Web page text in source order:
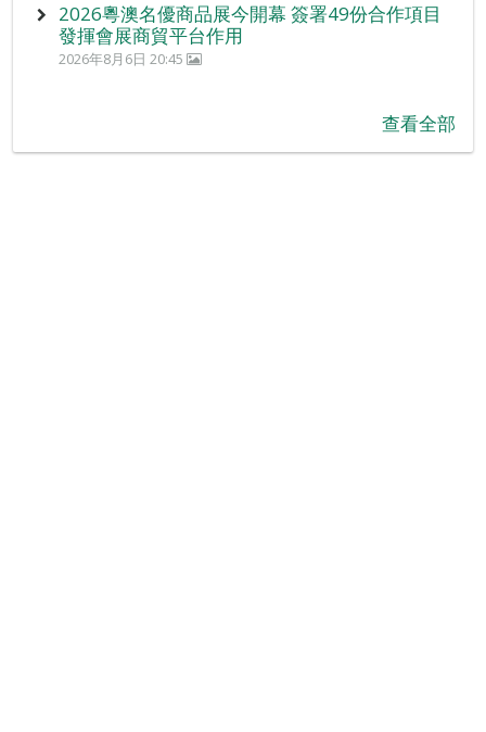
2026粵澳名優商品展今開幕 簽署49份合作項目
發揮會展商貿平台作用
2026年8月6日 20:45
查看全部